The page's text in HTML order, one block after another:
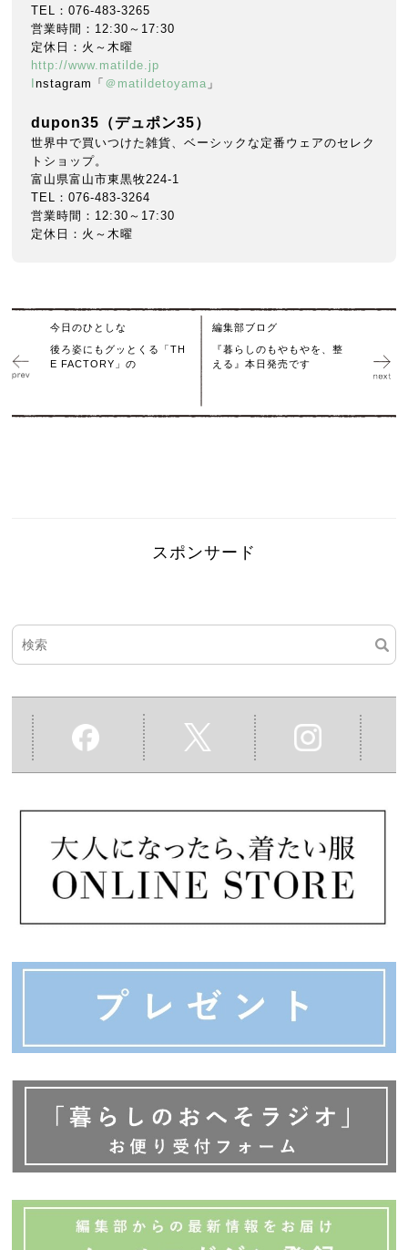
TEL：076-483-3265
営業時間：12:30～17:30
定休日：火～木曜
http://www.matilde.jp
Instagram「 ＠matildetoyama 」
dupon35（デュポン35）
世界中で買いつけた雑貨、ベーシックな定番ウェアのセレク
トショップ。
富山県富山市東黒牧224-1
TEL：076-483-3264
営業時間：12:30～17:30
定休日：火～木曜
今日のひとしな
後ろ姿にもグッとくる「TH
E FACTORY」の
編集部ブログ
『暮らしのもやもやを、整
える』本日発売です
スポンサード